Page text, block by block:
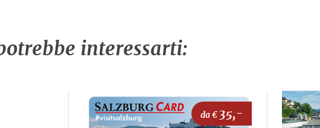
interessarti:
da €35,-